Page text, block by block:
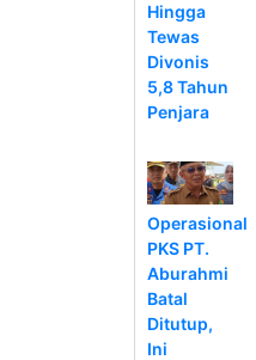
Hingga
Tewas
Divonis
5,8 Tahun
Penjara
Operasional
PKS PT.
Aburahmi
Batal
Ditutup,
Ini